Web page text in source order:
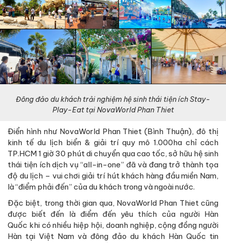
Đông đảo du khách trải nghiệm hệ sinh thái tiện ích Stay-
Play-Eat tại NovaWorld Phan Thiet
Điển hình như NovaWorld Phan Thiet (Bình Thuận), đô thị
kinh tế du lịch biển & giải trí quy mô 1.000ha chỉ cách
TP.HCM 1 giờ 30 phút di chuyển qua cao tốc, sở hữu hệ sinh
thái tiện ích dịch vụ “all-in-one” đã và đang trở thành tọa
độ du lịch – vui chơi giải trí hút khách hàng đầu miền Nam,
là “điểm phải đến” của du khách trong và ngoài nước.
Đặc biệt, trong thời gian qua, NovaWorld Phan Thiet cũng
được biết đến là điểm đến yêu thích của người Hàn
Quốc khi có nhiều hiệp hội, doanh nghiệp, cộng đồng người
Hàn tại Việt Nam và đông đảo du khách Hàn Quốc tin